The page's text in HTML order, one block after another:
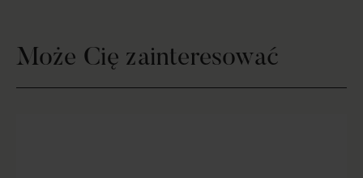
Może Cię zainteresować